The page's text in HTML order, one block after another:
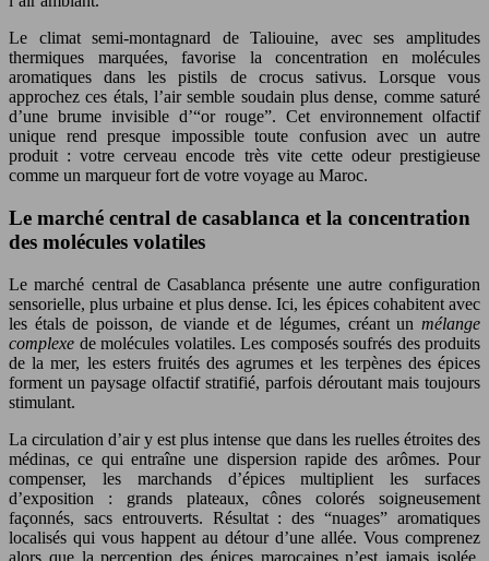
Le climat semi-montagnard de Taliouine, avec ses amplitudes
thermiques marquées, favorise la concentration en molécules
aromatiques dans les pistils de crocus sativus. Lorsque vous
approchez ces étals, l’air semble soudain plus dense, comme saturé
d’une brume invisible d’“or rouge”. Cet environnement olfactif
unique rend presque impossible toute confusion avec un autre
produit : votre cerveau encode très vite cette odeur prestigieuse
comme un marqueur fort de votre voyage au Maroc.
Le marché central de casablanca et la concentration
des molécules volatiles
Le marché central de Casablanca présente une autre configuration
sensorielle, plus urbaine et plus dense. Ici, les épices cohabitent avec
les étals de poisson, de viande et de légumes, créant un mélange
complexe de molécules volatiles. Les composés soufrés des produits
de la mer, les esters fruités des agrumes et les terpènes des épices
forment un paysage olfactif stratifié, parfois déroutant mais toujours
stimulant.
La circulation d’air y est plus intense que dans les ruelles étroites des
médinas, ce qui entraîne une dispersion rapide des arômes. Pour
compenser, les marchands d’épices multiplient les surfaces
d’exposition : grands plateaux, cônes colorés soigneusement
façonnés, sacs entrouverts. Résultat : des “nuages” aromatiques
localisés qui vous happent au détour d’une allée. Vous comprenez
alors que la perception des épices marocaines n’est jamais isolée,